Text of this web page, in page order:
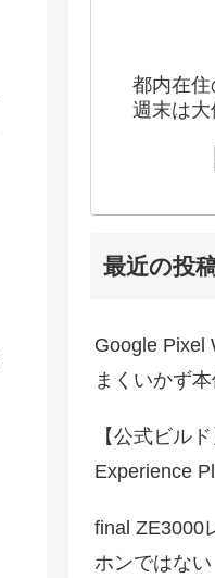
都内在住
週末は大
最近の投
Google Pixel
まくいかず
【公式ビル
Experience
final ZE3000
ホンではない